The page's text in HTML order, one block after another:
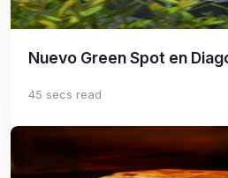
Nuevo Green Spot en
45 secs read